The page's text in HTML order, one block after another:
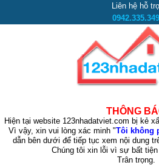
Liên hệ hỗ
0942.335.349
THÔNG
Hiện tại website 123nhadatviet.com bị kẻ
Vì vậy, xin vui lòng xác minh "Tôi không
dẫn bên dưới để tiếp tục xem nội dung
Chúng tôi xin lỗi vì sự bất
Trân trọng.